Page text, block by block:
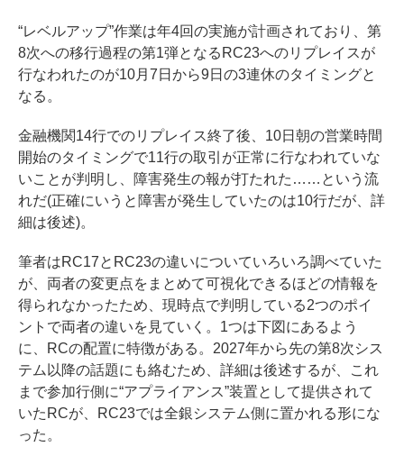
“レベルアップ”作業は年4回の実施が計画されており、第
8次への移行過程の第1弾となるRC23へのリプレイスが
行なわれたのが10月7日から9日の3連休のタイミングと
なる。
金融機関14行でのリプレイス終了後、10日朝の営業時間
開始のタイミングで11行の取引が正常に行なわれていな
いことが判明し、障害発生の報が打たれた……という流
れだ(正確にいうと障害が発生していたのは10行だが、詳
細は後述)。
筆者はRC17とRC23の違いについていろいろ調べていた
が、両者の変更点をまとめて可視化できるほどの情報を
得られなかったため、現時点で判明している2つのポイ
ントで両者の違いを見ていく。1つは下図にあるよう
に、RCの配置に特徴がある。2027年から先の第8次シス
テム以降の話題にも絡むため、詳細は後述するが、これ
まで参加行側に“アプライアンス”装置として提供されて
いたRCが、RC23では全銀システム側に置かれる形にな
った。